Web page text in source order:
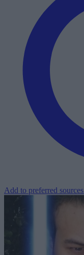
Add to preferred sources